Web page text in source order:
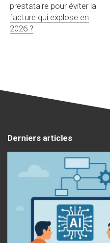
prestataire pour éviter la
facture qui explose en
2026 ?
Derniers articles